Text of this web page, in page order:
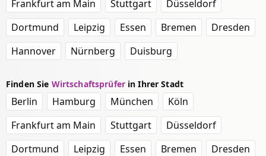
Frankfurt am Main
Stuttgart
Düsseldorf
Dortmund
Leipzig Essen Bremen
Dresden
Hannover
Nürnberg Duisburg
Finden Sie Wirtschaftsprüferin Ihrer Stadt
Berlin Hamburg München
Köln
Frankfurt am Main
Stuttgart
Düsseldorf
Dortmund
Leipzig Essen Bremen
Dresden